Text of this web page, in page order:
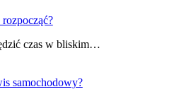
czas w bliskim…
samochodowy?